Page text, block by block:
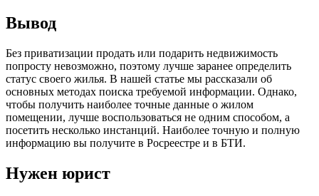
Вывод
Без приватизации продать или подарить недвижимость
попросту невозможно, поэтому лучше заранее определить
статус своего жилья. В нашей статье мы рассказали об
основных методах поиска требуемой информации. Однако,
чтобы получить наиболее точные данные о жилом
помещении, лучше воспользоваться не одним способом, а
посетить несколько инстанций. Наиболее точную и полную
информацию вы получите в Росреестре и в БТИ.
Нужен юрист